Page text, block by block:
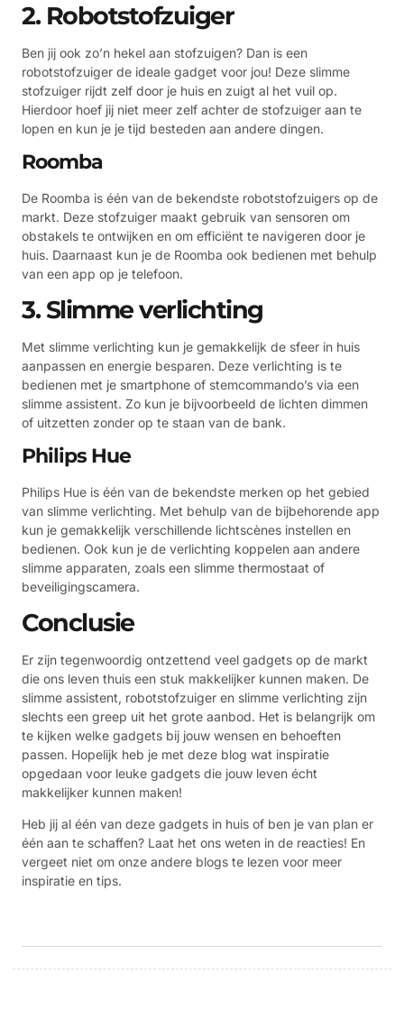
2. Robotstofzuiger
Ben jij ook zo’n hekel aan stofzuigen? Dan is een
robotstofzuiger de ideale gadget voor jou! Deze slimme
stofzuiger rijdt zelf door je huis en zuigt al het vuil op.
Hierdoor hoef jij niet meer zelf achter de stofzuiger aan te
lopen en kun je je tijd besteden aan andere dingen.
Roomba
De Roomba is één van de bekendste robotstofzuigers op de
markt. Deze stofzuiger maakt gebruik van sensoren om
obstakels te ontwijken en om efficiënt te navigeren door je
huis. Daarnaast kun je de Roomba ook bedienen met behulp
van een app op je telefoon.
3. Slimme verlichting
Met slimme verlichting kun je gemakkelijk de sfeer in huis
aanpassen en energie besparen. Deze verlichting is te
bedienen met je smartphone of stemcommando’s via een
slimme assistent. Zo kun je bijvoorbeeld de lichten dimmen
of uitzetten zonder op te staan van de bank.
Philips Hue
Philips Hue is één van de bekendste merken op het gebied
van slimme verlichting. Met behulp van de bijbehorende app
kun je gemakkelijk verschillende lichtscènes instellen en
bedienen. Ook kun je de verlichting koppelen aan andere
slimme apparaten, zoals een slimme thermostaat of
beveiligingscamera.
Conclusie
Er zijn tegenwoordig ontzettend veel gadgets op de markt
die ons leven thuis een stuk makkelijker kunnen maken. De
slimme assistent, robotstofzuiger en slimme verlichting zijn
slechts een greep uit het grote aanbod. Het is belangrijk om
te kijken welke gadgets bij jouw wensen en behoeften
passen. Hopelijk heb je met deze blog wat inspiratie
opgedaan voor leuke gadgets die jouw leven écht
makkelijker kunnen maken!
Heb jij al één van deze gadgets in huis of ben je van plan er
één aan te schaffen? Laat het ons weten in de reacties! En
vergeet niet om onze andere blogs te lezen voor meer
inspiratie en tips.